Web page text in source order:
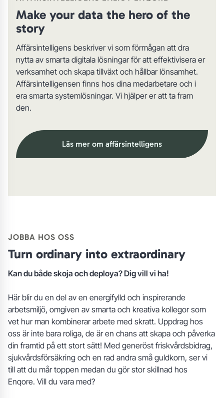
Make your data the hero of the
story
Affärsintelligens beskriver vi som förmågan att dra
nytta av smarta digitala lösningar för att effektivisera er
verksamhet och skapa tillväxt och hållbar lönsamhet.
Affärsintelligensen finns hos dina medarbetare och i
era smarta systemlösningar. Vi hjälper er att ta fram
den.
Läs mer om affärsintelligens
JOBBA HOS OSS
Turn ordinary into extraordinary
Kan du både skoja och deploya? Dig vill vi ha!
Här blir du en del av en energifylld och inspirerande
arbetsmiljö, omgiven av smarta och kreativa kollegor som
vet hur man kombinerar arbete med skratt. Uppdrag hos
oss är inte bara roliga, de är en chans att skapa och påverka
din framtid på ett stort sätt! Med generöst friskvårdsbidrag,
sjukvårdsförsäkring och en rad andra små guldkorn, ser vi
till att du mår toppen medan du gör stor skillnad hos
Enqore. Vill du vara med?